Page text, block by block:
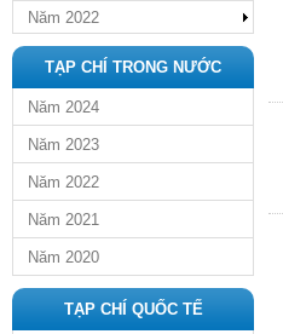
Năm 2022
TẠP CHÍ TRONG NƯỚC
Năm 2024
Năm 2023
Năm 2022
Năm 2021
Năm 2020
TẠP CHÍ QUỐC TẾ